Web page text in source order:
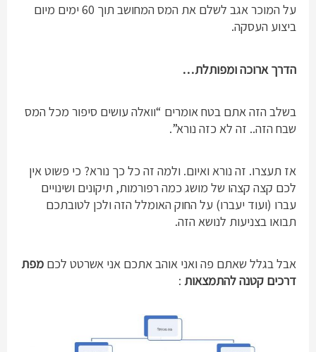
על המוכר אגב לשלם את המס המחושב תוך 60 ימים מיום
ביצוע העסקה.
הדרך ארוכה ומפותלת…
בשלב הזה אתם בטח אומרים “וואלה עושים סיפור מכל המס
שבח הזה.. זה לא כזה נורא”.
אז תעצרו. זה נורא ואיום. ולמה זה כל כך נורא? כי פשוט אין
לכם קצה קצהו של מושג כמה רפורמות, תיקונים ושינויים
עברו (ועוד יעברו) על החוק האומלל הזה ולכן לטובתכם
תבואו בצניעות לנושא הזה.
אבל בגלל שאתם פה ואני אוהב אתכם אני אשרטט לכםמפת
דרכים קטנה להתמצאות :